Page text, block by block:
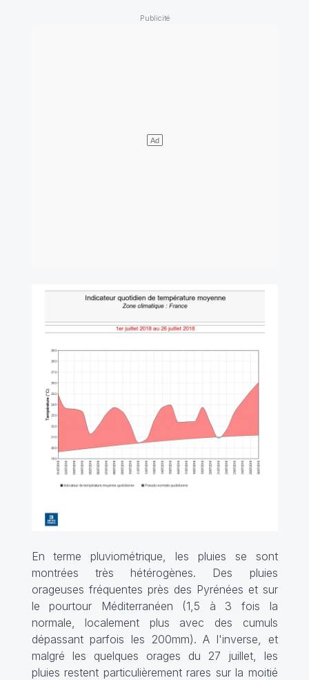
En terme pluviométrique, les pluies se sont
montrées très hétérogènes. Des pluies
orageuses fréquentes près des Pyrénées et sur
le pourtour Méditerranéen (1,5 à 3 fois la
normale, localement plus avec des cumuls
dépassant parfois les 200mm). A l'inverse, et
malgré les quelques orages du 27 juillet, les
pluies restent particulièrement rares sur la moitié